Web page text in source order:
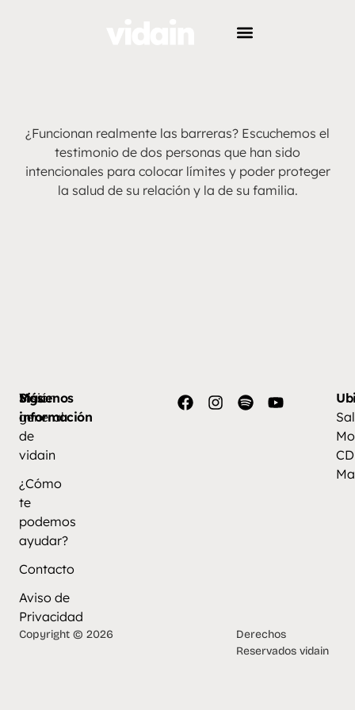
¿Funcionan realmente las barreras? Escuchemos el
testimonio de dos personas que han sido
intencionales para colocar límites y poder proteger
la salud de su relación y la de su familia.
Más
información
Visión
general
de
vidain
¿Cómo
te
podemos
ayudar?
Contacto
Aviso de
Privacidad
Síguenos
Copyright © 2026
Derechos
Reservados vidain